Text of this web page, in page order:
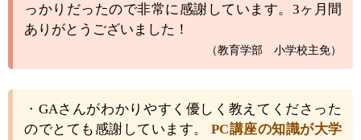
っかりだったので非常に感謝しています。 3ヶ月間
ありがとうございました！
（教育学部 小学校主免）
・ GAさんがわかりやすく優しく教えてくださった
のでとても感謝しています。
PC講座の知識が大学